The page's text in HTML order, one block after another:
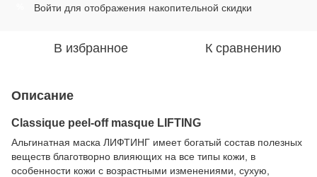
Войти для отображения накопительной скидки
В избранное К сравнению
Описание
Classique peel-off masque LIFTING
Альгинатная маска ЛИФТИНГ имеет богатый состав полезных
веществ благотворно влияющих на все типы кожи, в
особенности кожи с возрастными изменениями, сухую,